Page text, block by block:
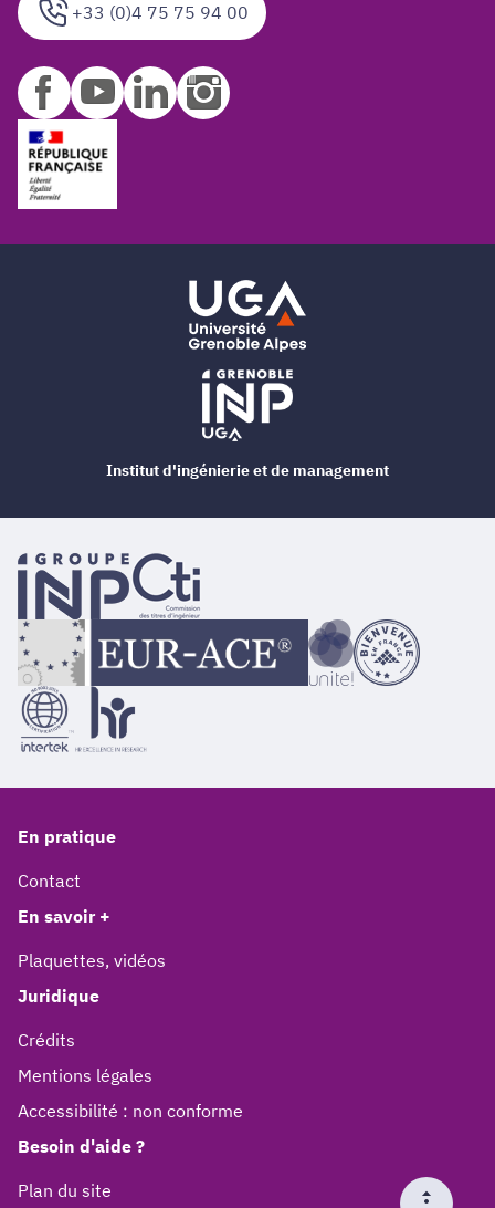
+33 (0)4 75 75 94 00
En pratique
Contact
En savoir +
Plaquettes, vidéos
Juridique
Crédits
Mentions légales
Accessibilité : non conforme
Besoin d'aide ?
Plan du site
Institut d'ingénierie et de management